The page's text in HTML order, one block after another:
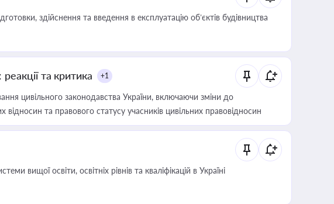
здійснення та введення в експлуатацію об’єктів будівництва
та критика +1
цивільного законодавства України, включаючи зміни до
та правового статусу учасників цивільних правовідносин
вищої освіти, освітніх рівнів та кваліфікацій в Україні